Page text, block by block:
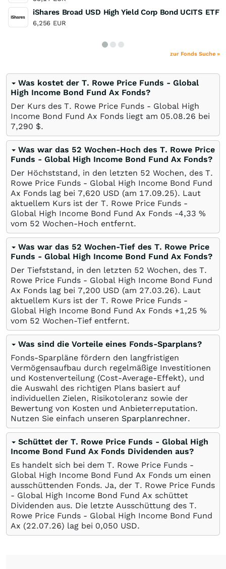
iShares Broad USD High Yield Corp Bond UCITS ETF
6,256 EUR
zur Fonds Suche »
Was kostet der T. Rowe Price Funds - Global
High Income Bond Fund Ax Fonds?
Der Kurs des T. Rowe Price Funds - Global High
Income Bond Fund Ax Fonds liegt am 05.08.26 bei
7,290 $.
Was war das 52 Wochen-Hoch des T. Rowe Price
Funds - Global High Income Bond Fund Ax Fonds?
Der Höchststand, in den letzten 52 Wochen, des T.
Rowe Price Funds - Global High Income Bond Fund
Ax Fonds lag bei 7,620 USD (am 17.09.25). Laut
aktuellem Kurs ist der T. Rowe Price Funds -
Global High Income Bond Fund Ax Fonds -4,33 %
vom 52 Wochen-Hoch entfernt.
Was war das 52 Wochen-Tief des T. Rowe Price
Funds - Global High Income Bond Fund Ax Fonds?
Der Tiefststand, in den letzten 52 Wochen, des T.
Rowe Price Funds - Global High Income Bond Fund
Ax Fonds lag bei 7,200 USD (am 27.03.26). Laut
aktuellem Kurs ist der T. Rowe Price Funds -
Global High Income Bond Fund Ax Fonds +1,25 %
vom 52 Wochen-Tief entfernt.
Was sind die Vorteile eines Fonds-Sparplans?
Fonds-Sparpläne fördern den langfristigen
Vermögensaufbau durch regelmäßige Investitionen
und Kostenverteilung (Cost-Average-Effekt), und
die Auswahl des richtigen Plans basiert auf
individuellen Zielen, Risikotoleranz sowie der
Bewertung von Kosten und Anbieterreputation.
Nutzen Sie einfach unseren Sparplanrechner.
Schüttet der T. Rowe Price Funds - Global High
Income Bond Fund Ax Fonds Dividenden aus?
Es handelt sich bei dem T. Rowe Price Funds -
Global High Income Bond Fund Ax Fonds um einen
ausschüttenden Fonds. Ja, der T. Rowe Price Funds
- Global High Income Bond Fund Ax schüttet
Dividenden aus. Die letzte Ausschüttung des T.
Rowe Price Funds - Global High Income Bond Fund
Ax (22.07.26) lag bei 0,050 USD.